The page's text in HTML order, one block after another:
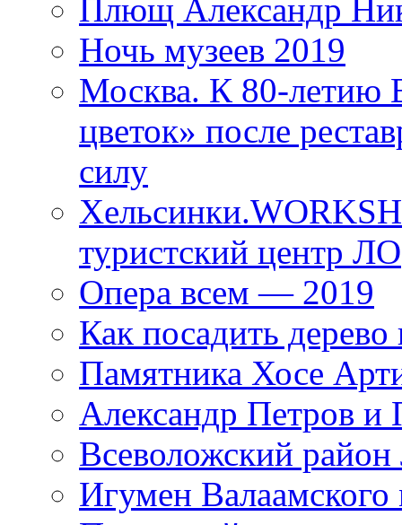
Плющ Александр
Ночь музеев 2019
Москва. К 80-
цветок» после
силу
туристский центр ЛО
Опера всем — 2019
Как посадить дерево
Памятника Хосе
Александр Петров и
Всеволожский район
Игумен